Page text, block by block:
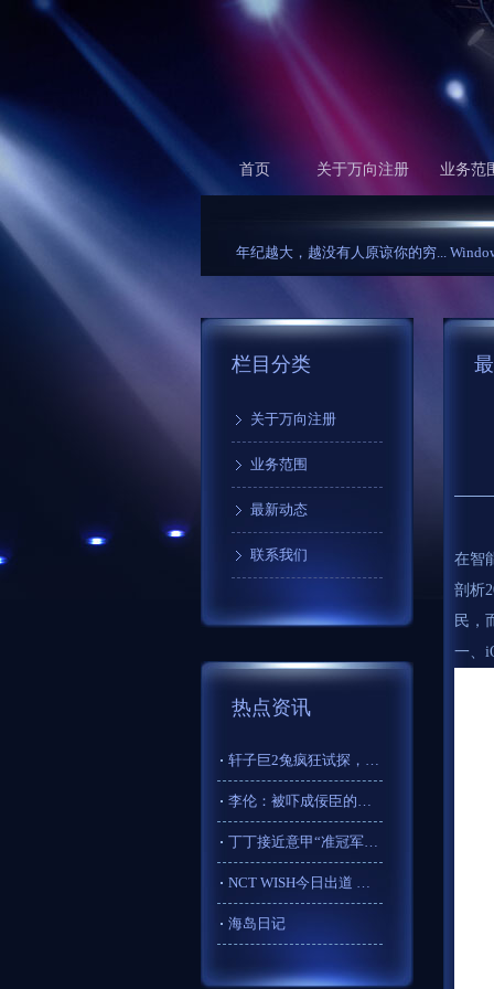
首页 关于万向注册 业务范
年纪越大，越没有人原谅你的穷...Windows更新导致Linux
栏目分类
关于万向注册
业务范围
最新动态
联系我们
热点资讯
轩子巨2兔疯狂试探，刚“腿播”就被举报！主播破防：不爱看别看
李伦：被吓成佞臣的宋代“第二个包青天”
丁丁接近意甲“准冠军”？高薪限制成唯一阻力，德佬会开绿灯么
NCT WISH今日出道 出道曲《WISH》将在东蛋唱响
海岛日记
在智
剖析
民，
一、